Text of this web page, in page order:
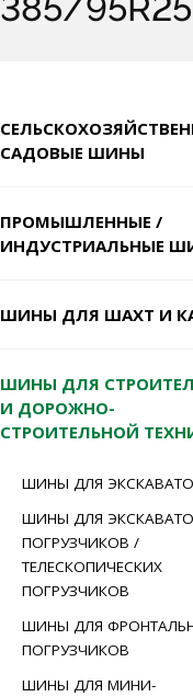
САДОВЫЕ ШИНЫ
ПРОМЫШЛЕННЫЕ /
ИНДУСТРИАЛЬНЫЕ
ШИНЫ ДЛЯ ШАХТ И
ШИНЫ ДЛЯ
И ДОРОЖНО-
СТРОИТЕЛЬНОЙ
ШИНЫ ДЛЯ
ШИНЫ ДЛЯ
ПОГРУЗЧИКОВ /
ТЕЛЕСКОПИЧЕСКИХ
ПОГРУЗЧИКОВ
ШИНЫ ДЛЯ
ПОГРУЗЧИКОВ
ШИНЫ ДЛЯ МИНИ-